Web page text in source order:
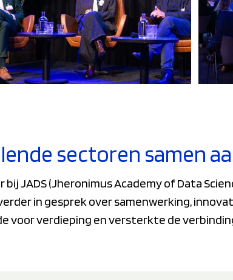
sectoren samen
JADS (Jheronimus Academy of Data
in gesprek over samenwerking,
voor verdieping en versterkte de